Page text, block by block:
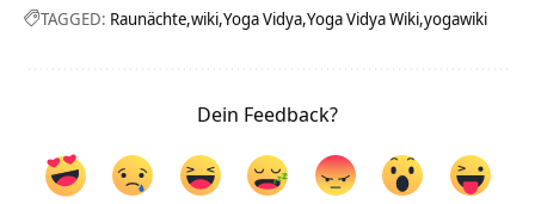
TAGGED: Raunächte wiki Yoga Vidya Yoga Vidya Wiki yogawiki
Dein Feedback?